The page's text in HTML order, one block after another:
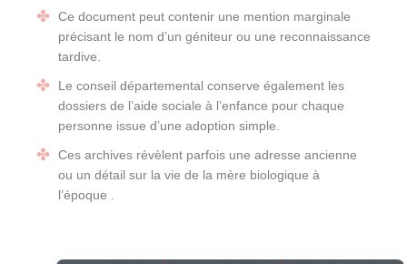
Ce document peut contenir une mention marginale
précisant le nom d’un géniteur ou une reconnaissance
tardive.
Le conseil départemental conserve également les
dossiers de l’aide sociale à l’enfance pour chaque
personne issue d’une adoption simple.
Ces archives révèlent parfois une adresse ancienne
ou un détail sur la vie de la mère biologique à
l’époque .